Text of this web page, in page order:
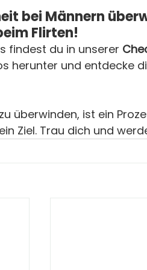
bei Männern
Flirten!
findest du in unserer
herunter und entdecke
überwinden, ist ein
Ziel. Trau dich und